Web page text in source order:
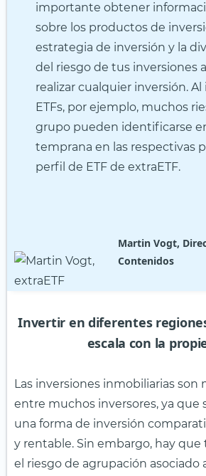
Martin Vogt,
Contenidos
importante obtener
sobre los productos de
estrategia de inversión y la
del riesgo de tus inversiones
realizar cualquier inversión.
ETFs, por ejemplo, muchos
grupo pueden identificarse
temprana en las respectivas
perfil de ETF de extraETF.
Invertir en diferentes
escala con la
Las inversiones inmobiliarias son
entre muchos inversores, ya que
una forma de inversión
y rentable. Sin embargo, hay
el riesgo de agrupación asociado